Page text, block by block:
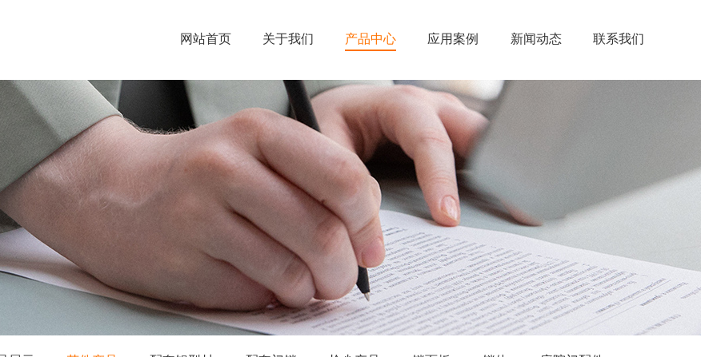
网站首页 关于我们 产品中心 应用案例 新闻动态 联系我们